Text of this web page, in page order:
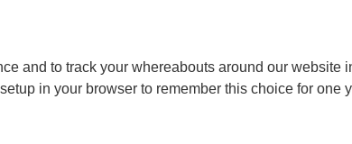
and to track your whereabouts around our website
in your browser to remember this choice for one